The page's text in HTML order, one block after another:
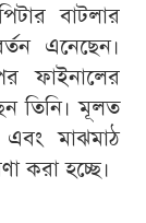
বাটলার
এনেছেন।
ফাইনালের
তিনি। মূলত
মাঝমাঠ
করা হচ্ছে।